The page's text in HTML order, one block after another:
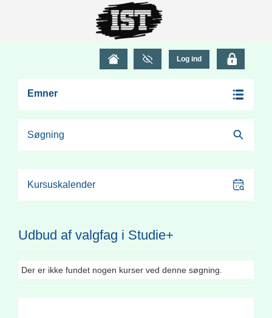
Emner
Søgning
Kursuskalender
Udbud af valgfag i Studie+
Der er ikke fundet nogen kurser ved denne søgning.